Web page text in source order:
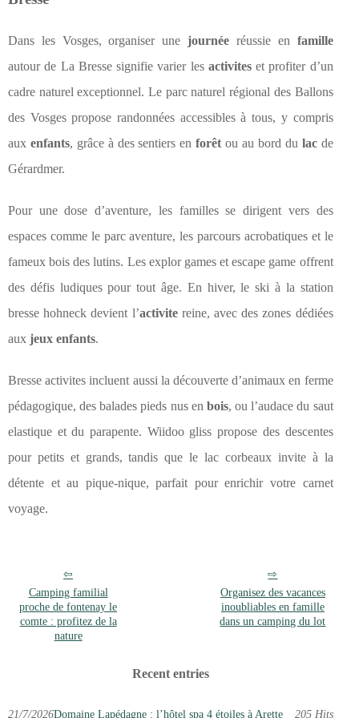
Dans les Vosges, organiser unejournée réussie en famille
autour de La Bresse signifie varier les activiteset profiter d’un
cadre naturel exceptionnel. Le parc naturel régional des Ballons
des Vosges propose randonnées accessibles à tous, y compris
aux enfants, grâce à des sentiers enforêt ou au bord du lacde
Gérardmer.
Pour une dose d’aventure, les familles se dirigent vers des
espaces comme le parc aventure, les parcours acrobatiques et le
fameux bois des lutins. Les explor games et escape game offrent
des défis ludiques pour tout âge. En hiver, le ski à la station
bresse hohneck devient l’activitereine, avec des zones dédiées
aux jeux enfants.
Bresse activites incluent aussi la découverte d’animaux en ferme
pédagogique, des balades pieds nus en bois, ou l’audace du saut
elastique et du parapente. Wiidoo gliss propose des descentes
pour petits et grands, tandis que le lac corbeaux invite à la
détente et au pique-nique, parfait pour enrichir votre carnet
voyage.
Camping familial
proche de fontenay le
comte : profitez de la
nature
Organisez des vacances
inoubliables en famille
dans un camping du lot
Recent entries
21/7/2026Domaine Lapédagne : l’hôtel spa 4 étoiles à Arette 205 Hits